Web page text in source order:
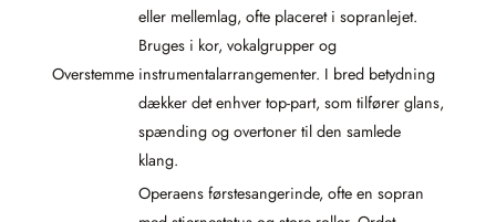
Overstemme
eller mellemlag, ofte placeret i sopranlejet.
Bruges i kor, vokalgrupper og
instrumentalarrangementer. I bred betydning
dækker det enhver top-part, som tilfører glans,
spænding og overtoner til den samlede
klang.
Operaens førstesangerinde, ofte en sopran